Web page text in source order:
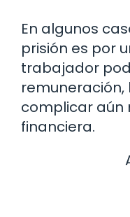
En algunos
prisión es por
trabajador
complicar aún
financiera.